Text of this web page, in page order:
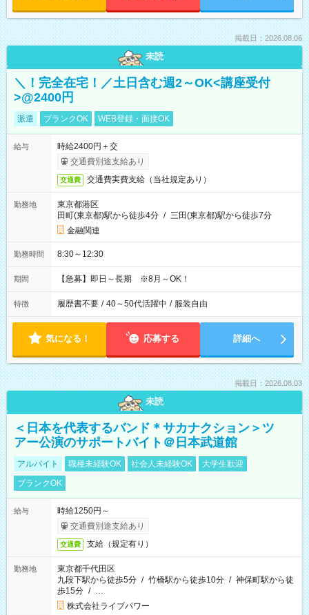
掲載日：2026.08.06
未読
＼！完全在宅！／土日含む週2～OK<講座受付
>@2400円
派遣 ブランクOK WEB登録・面接OK
給与
時給2400円＋交
交通費別途支給あり
交通費 交通費実費支給（当社規定あり）
勤務地
東京都港区
田町(東京都)駅から徒歩4分 / 三田(東京都)駅から徒歩7分
金融関連
勤務時間 8:30～12:30
期間 【急募】即日～長期 ※8月～OK！
特徴 履歴書不要 / 40～50代活躍中 / 服装自由
気になる！ 応募する 詳細へ
掲載日：2026.08.03
未読
＜日本を代表するバンド＊サカナクション＞ツ
アー公演のサポートバイト＠日本武道館
アルバイト 職種未経験OK 社会人未経験OK
大学生歓迎
ブランクOK
給与
時給1250円～
交通費別途支給あり
交通費 支給（規定有り）
勤務地
東京都千代田区
九段下駅から徒歩5分 / 竹橋駅から徒歩10分 / 神保町駅から徒
歩15分 / …
株式会社ライブパワー